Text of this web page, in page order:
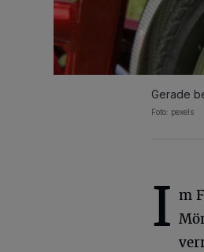
Gerade
Foto: pexels
I m